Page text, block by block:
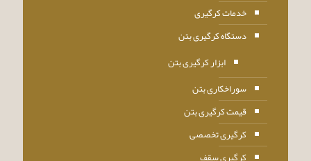
خدمات کرگیری
دستگاه کرگیری بتن
ابزار کرگیری بتن
سوراخکاری بتن
قیمت کرگیری بتن
کرگیری تخصصی
کرگیری سقف